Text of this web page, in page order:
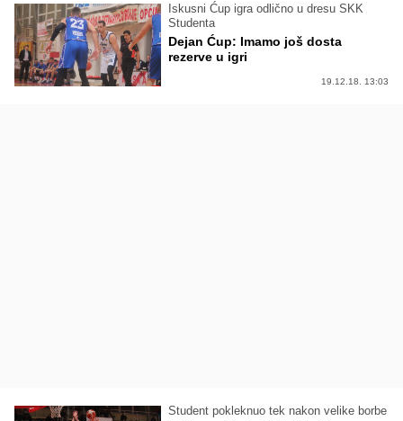
Iskusni Ćup igra odlično u dresu SKK
Studenta
Dejan Ćup: Imamo još dosta
rezerve u igri
19.12.18. 13:03
Student pokleknuo tek nakon velike borbe